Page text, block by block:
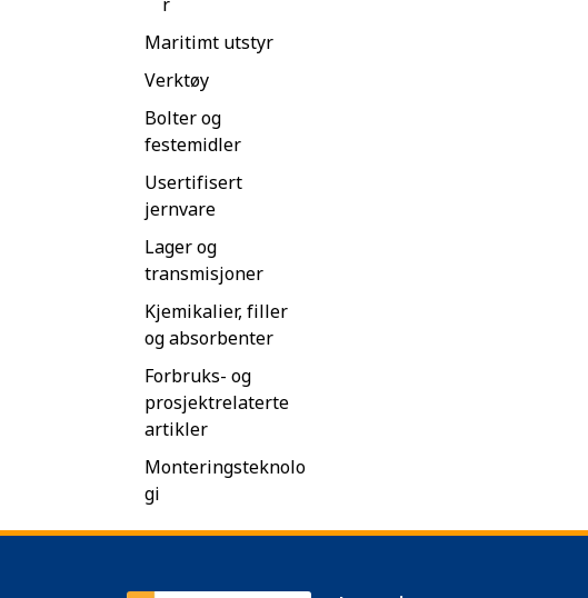
Maritimt utstyr
Verktøy
Bolter og
festemidler
Usertifisert
jernvare
Lager og
transmisjoner
Kjemikalier, filler
og absorbenter
Forbruks- og
prosjektrelaterte
artikler
Monteringsteknolo
gi